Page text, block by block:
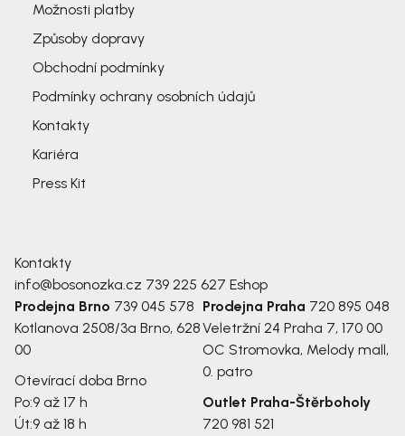
Možnosti platby
Způsoby dopravy
Obchodní podmínky
Podmínky ochrany osobních údajů
Kontakty
Kariéra
Press Kit
Kontakty
info@bosonozka.cz 739 225 627 Eshop
Prodejna Brno 739 045 578
Kotlanova 2508/3a Brno, 628
00
Otevírací doba Brno
Po:9 až 17 h
Út:9 až 18 h
Prodejna Praha 720 895 048
Veletržní 24 Praha 7, 170 00
OC Stromovka, Melody mall,
0. patro
Outlet Praha-Štěrboholy
720 981 521